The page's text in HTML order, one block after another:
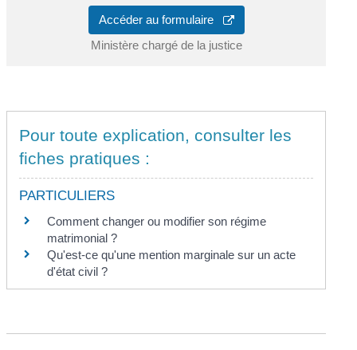
Accéder au formulaire
Ministère chargé de la justice
Pour toute explication, consulter les
fiches pratiques :
PARTICULIERS
Comment changer ou modifier son régime
matrimonial ?
Qu'est-ce qu'une mention marginale sur un acte
d'état civil ?